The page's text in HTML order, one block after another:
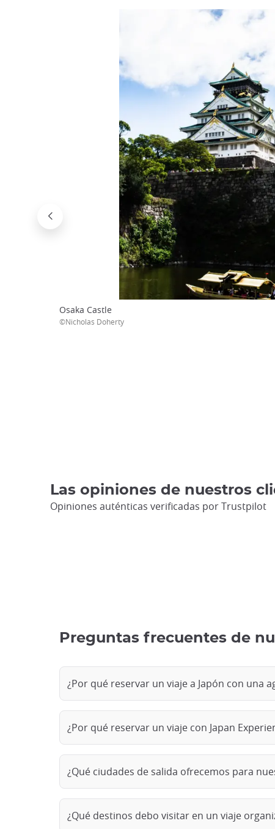
Osaka Castle
©Nicholas Doherty
Las opiniones de nuestros
Opiniones auténticas verificadas por Trustpilot
Preguntas frecuentes de
¿Por qué reservar un viaje a Japón con una
¿Por qué reservar un viaje con Japan
¿Qué ciudades de salida ofrecemos para
¿Qué destinos debo visitar en un viaje